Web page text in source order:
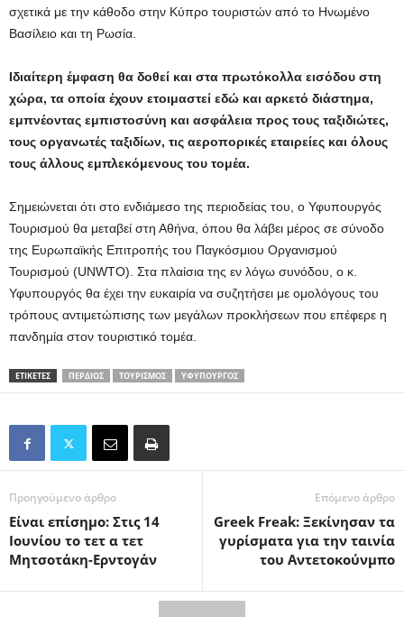
σχετικά με την κάθοδο στην Κύπρο τουριστών από το Ηνωμένο
Βασίλειο και τη Ρωσία.
Ιδιαίτερη έμφαση θα δοθεί και στα πρωτόκολλα εισόδου στη
χώρα, τα οποία έχουν ετοιμαστεί εδώ και αρκετό διάστημα,
εμπνέοντας εμπιστοσύνη και ασφάλεια προς τους ταξιδιώτες,
τους οργανωτές ταξιδίων, τις αεροπορικές εταιρείες και όλους
τους άλλους εμπλεκόμενους του τομέα.
Σημειώνεται ότι στο ενδιάμεσο της περιοδείας του, ο Υφυπουργός
Τουρισμού θα μεταβεί στη Αθήνα, όπου θα λάβει μέρος σε σύνοδο
της Ευρωπαϊκής Επιτροπής του Παγκόσμιου Οργανισμού
Τουρισμού (UNWTO). Στα πλαίσια της εν λόγω συνόδου, ο κ.
Υφυπουργός θα έχει την ευκαιρία να συζητήσει με ομολόγους του
τρόπους αντιμετώπισης των μεγάλων προκλήσεων που επέφερε η
πανδημία στον τουριστικό τομέα.
ΕΤΙΚΕΤΕΣ ΠΕΡΔΊΟΣ ΤΟΥΡΙΣΜΌΣ ΥΦΥΠΟΥΡΓΌΣ
Προηγούμενο άρθρο
Είναι επίσημο: Στις 14
Ιουνίου το τετ α τετ
Μητσοτάκη-Ερντογάν
Επόμενο άρθρο
Greek Freak: Ξεκίνησαν τα
γυρίσματα για την ταινία
του Αντετοκούνμπο